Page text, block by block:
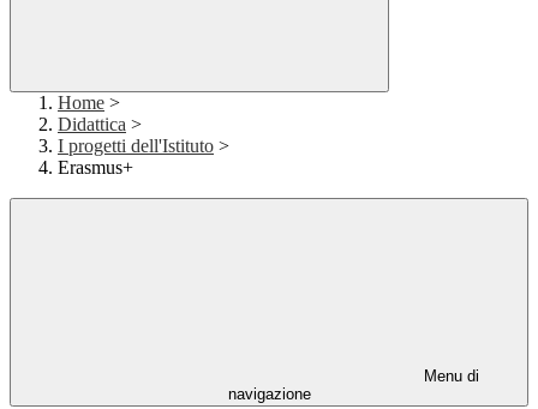
Home >
Didattica >
I progetti dell'Istituto >
Erasmus+
Menu di
navigazione